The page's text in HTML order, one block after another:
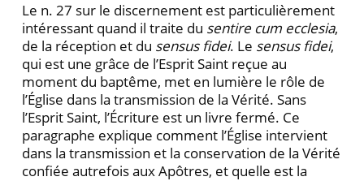
Le n. 27 sur le discernement est particulièrement
intéressant quand il traite du sentire cum ecclesia,
de la ré­ception et du sensus fidei. Le sensus fidei,
qui est une grâce de l’Esprit Saint reçue au
moment du baptême, met en lumière le rôle de
l’Église dans la transmission de la Vé­rité. Sans
l’Esprit Saint, l’Écriture est un livre fermé. Ce
paragraphe explique comment l’Église intervient
dans la transmission et la conservation de la Vérité
confiée autrefois aux Apôtres, et quelle est la